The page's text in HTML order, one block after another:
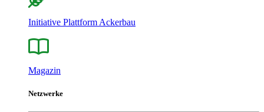
Initiative Plattform Ackerbau
Magazin
Netzwerke